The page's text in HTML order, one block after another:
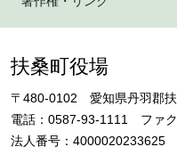
扶桑町役場
〒480-0102 愛知県丹羽郡
電話：0587-93-1111 ファ
法人番号：4000020233625